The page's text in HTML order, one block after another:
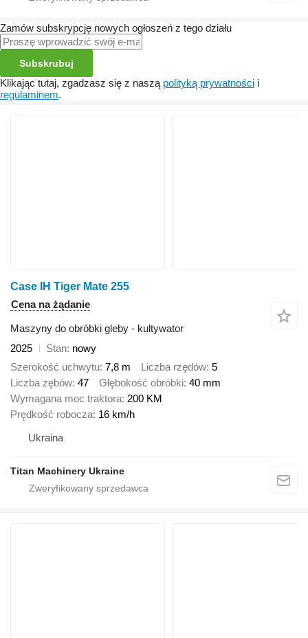
Zamów subskrypcję nowych ogłoszeń z tego działu
Subskrubuj
Klikając tutaj, zgadzasz się z naszą polityką prywatności i
regulaminem.
Case IH Tiger Mate 255
Cena na żądanie
Maszyny do obróbki gleby - kultywator
2025
Stan nowy
Szerokość uchwytu 7,8 m Liczba rzędów 5
Liczba zębów 47 Głębokość obróbki 40 mm
Wymagana moc traktora 200 KM
Prędkość robocza 16 km/h
Ukraina
Titan Machinery Ukraine